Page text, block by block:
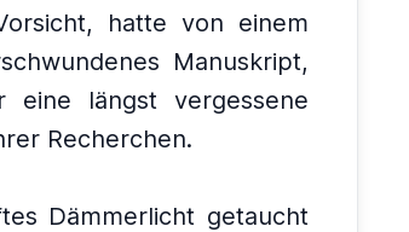
hatte von einem
Manuskript,
eine längst vergessene
Recherchen.
Dämmerlicht getaucht